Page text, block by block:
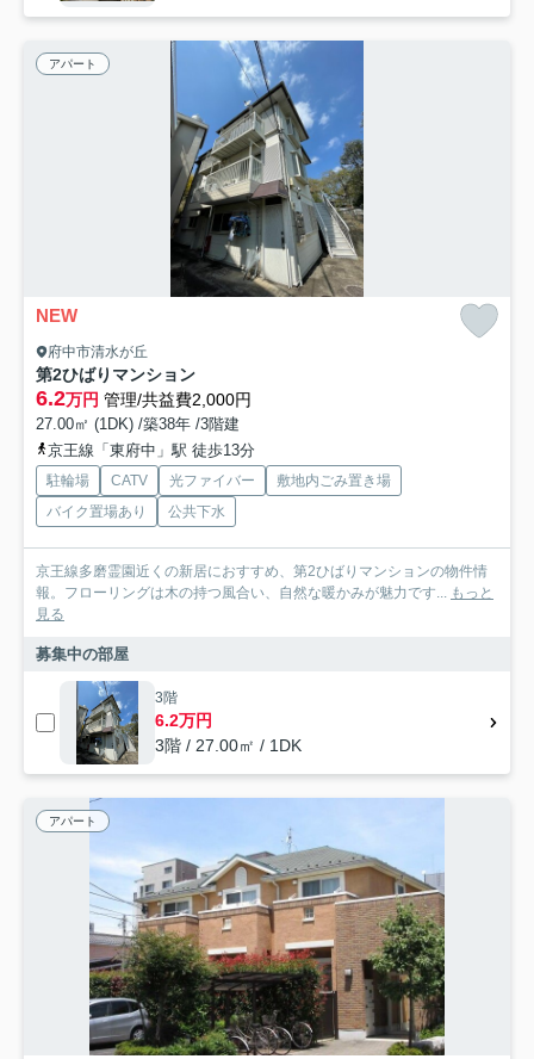
アパート
NEW
府中市清水が丘
第2ひばりマンション
6.2万円 管理/共益費2,000円
27.00㎡ (1DK) /築38年 /3階建
京王線「東府中」駅 徒歩13分
駐輪場 CATV 光ファイバー
敷地内ごみ置き場
バイク置場あり
公共下水
京王線多磨霊園近くの新居におすすめ、第2ひばりマンションの物件情
報。フローリングは木の持つ風合い、自然な暖かみが魅力です... もっと
見る
募集中の部屋
3階
6.2万円
3階 / 27.00㎡ / 1DK
アパート